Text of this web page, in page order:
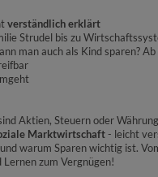
verständlich erklärt
Strudel bis zu
man auch als Kind sparen?
Aktien, Steuern oder
Marktwirtschaft- leicht
warum Sparen wichtig ist.
zum Vergnügen!